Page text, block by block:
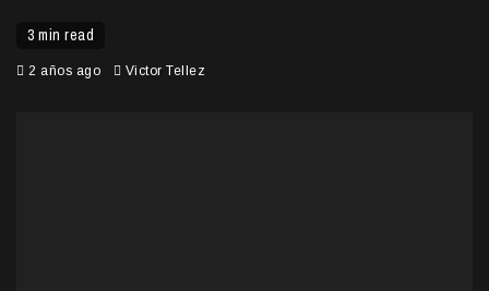
3 min read
2 años ago Victor Tellez